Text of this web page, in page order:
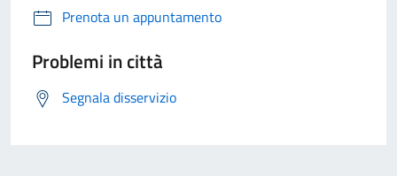
Prenota un appuntamento
Problemi in città
Segnala disservizio